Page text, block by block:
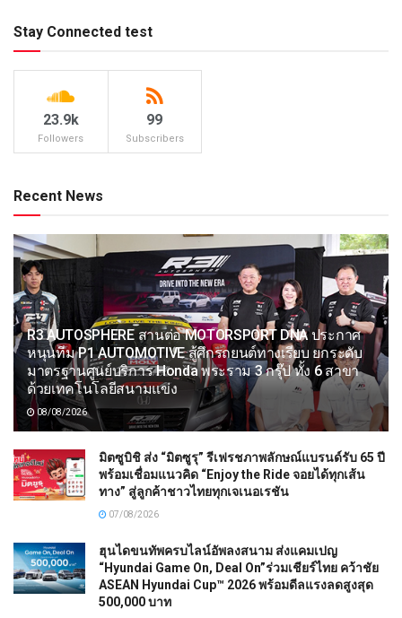
Stay Connected test
23.9k
Followers
99
Subscribers
Recent News
R3 AUTOSPHERE สานต่อ MOTORSPORT DNA ประกาศ
หนุนทีม P1 AUTOMOTIVE สู้ศึกรถยนต์ทางเรียบ ยกระดับ
มาตรฐานศูนย์บริการ Honda พระราม 3 กรุ๊ป ทั้ง 6 สาขา
ด้วยเทคโนโลยีสนามแข่ง
08/08/2026
มิตซูบิชิ ส่ง “มิตซูรุ” รีเฟรชภาพลักษณ์แบรนด์รับ 65 ปี
พร้อมเชื่อมแนวคิด “Enjoy the Ride จอยได้ทุกเส้น
ทาง” สู่ลูกค้าชาวไทยทุกเจเนอเรชัน
07/08/2026
ฮุนไดขนทัพครบไลน์อัพลงสนาม ส่งแคมเปญ
“Hyundai Game On, Deal On”ร่วมเชียร์ไทย คว้าชัย
ASEAN Hyundai Cup™ 2026 พร้อมดีลแรงลดสูงสุด
500,000 บาท